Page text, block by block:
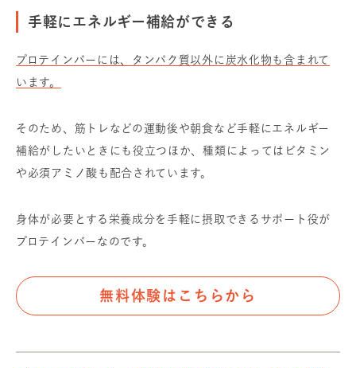
手軽にエネルギー補給ができる
プロテインバーには、タンパク質以外に炭水化物も含まれて
います。
そのため、筋トレなどの運動後や朝食など手軽にエネルギー
補給がしたいときにも役立つほか、種類によってはビタミン
や必須アミノ酸も配合されています。
身体が必要とする栄養成分を手軽に摂取できるサポート役が
プロテインバーなのです。
無料体験はこちらから